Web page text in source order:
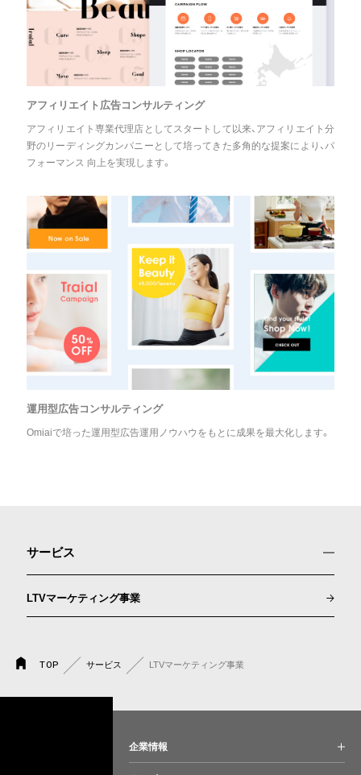
アフィリエイト広告コンサルティング
アフィリエイト専業代理店としてスタートして以来、アフィリエイト分
野のリーディングカンパニーとして培ってきた多角的な提案により、パ
フォーマンス 向上を実現します。
運用型広告コンサルティング
Omiaiで培った運用型広告運用ノウハウをもとに成果を最大化します。
サービス
LTVマーケティング事業
TOP サービス LTVマーケティング事業
企業情報